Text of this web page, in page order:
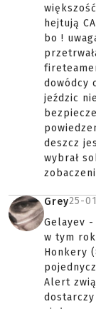
hejtują
bo !
dowódcy
jeździc
deszcz
wybrał
Grey25-
Gelayev
w tym
Honkery
Alert